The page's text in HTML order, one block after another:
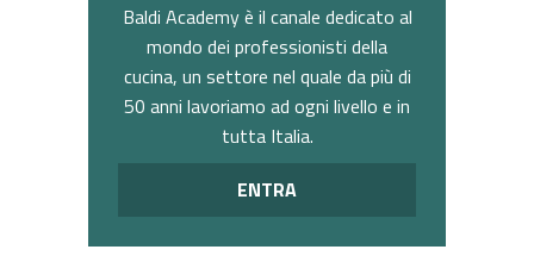
Baldi Academy è il canale dedicato al
mondo dei professionisti della
cucina, un settore nel quale da più di
50 anni lavoriamo ad ogni livello e in
tutta Italia.
ENTRA